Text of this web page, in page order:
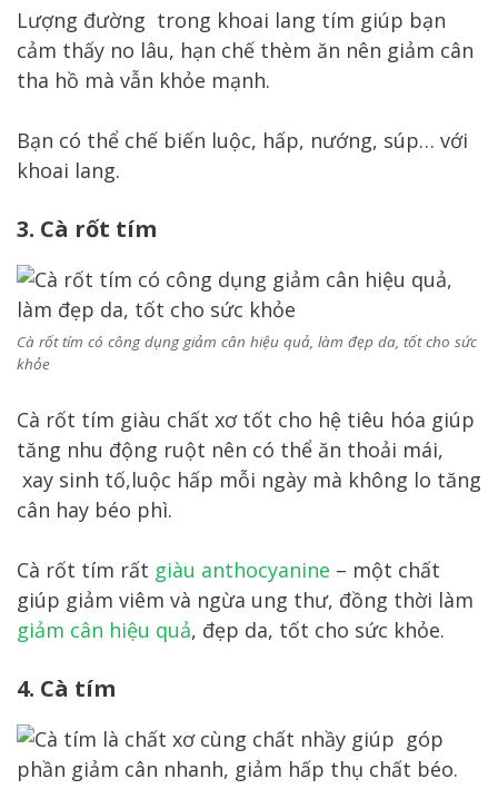
Lượng đường trong khoai lang tím giúp bạn
cảm thấy no lâu, hạn chế thèm ăn nên giảm cân
tha hồ mà vẫn khỏe mạnh.
Bạn có thể chế biến luộc, hấp, nướng, súp… với
khoai lang.
3. Cà rốt tím
Cà rốt tím có công dụng giảm cân hiệu quả, làm đẹp da, tốt cho sức
khỏe
Cà rốt tím giàu chất xơ tốt cho hệ tiêu hóa giúp
tăng nhu động ruột nên có thể ăn thoải mái,
xay sinh tố,luộc hấp mỗi ngày mà không lo tăng
cân hay béo phì.
Cà rốt tím rất giàu anthocyanine – một chất
giúp giảm viêm và ngừa ung thư, đồng thời làm
giảm cân hiệu quả, đẹp da, tốt cho sức khỏe.
4. Cà tím